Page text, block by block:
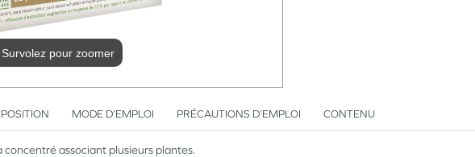
Survolez pour zoomer
MODE D’EMPLOI PRÉCAUTIONS D’EMPLOI CONTENU
associant plusieurs plantes.